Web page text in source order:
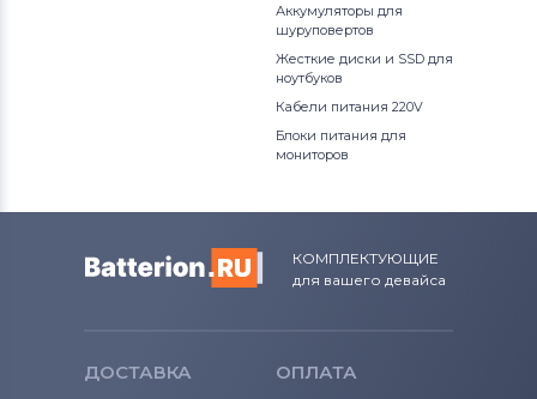
Аккумуляторы для
шуруповертов
Жесткие диски и SSD для
ноутбуков
Кабели питания 220V
Блоки питания для
мониторов
КОМПЛЕКТУЮЩИЕ
для вашего девайса
ДОСТАВКА
ОПЛАТА